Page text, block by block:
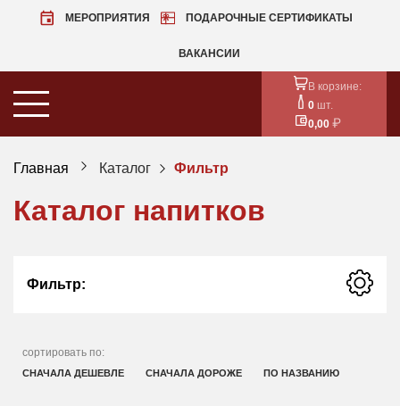
МЕРОПРИЯТИЯ ПОДАРОЧНЫЕ СЕРТИФИКАТЫ
ВАКАНСИИ
В корзине:
0 шт.
0,00
Главная Каталог Фильтр
Каталог напитков
Фильтр:
сортировать по:
СНАЧАЛА ДЕШЕВЛЕ СНАЧАЛА ДОРОЖЕ ПО НАЗВАНИЮ